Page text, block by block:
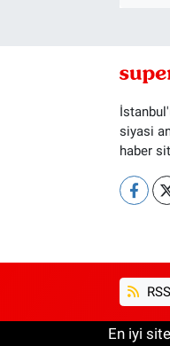
siyasi
haber
RSS
En iyi